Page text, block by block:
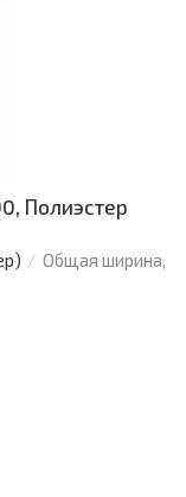
Полиэстер
Общая ширина,